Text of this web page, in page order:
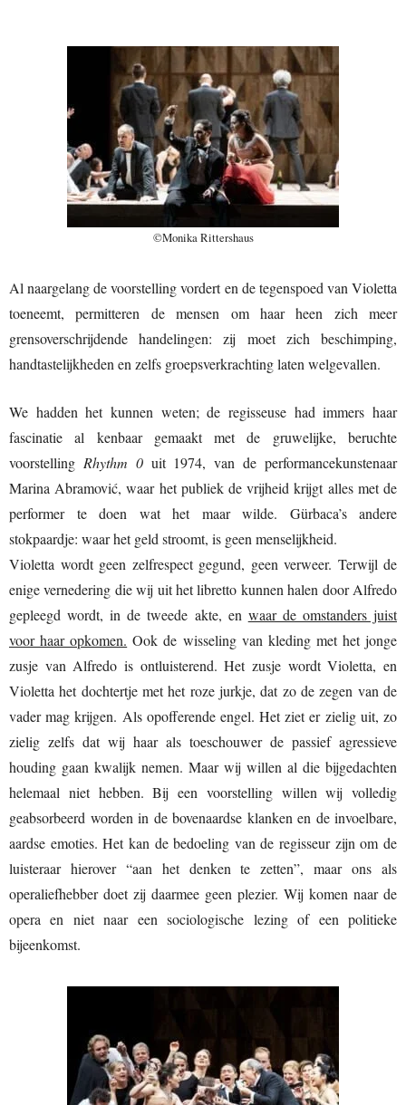
©Monika Rittershaus
Al naargelang de voorstelling vordert en de tegenspoed van Violetta
toeneemt, permitteren de mensen om haar heen zich meer
grensoverschrijdende handelingen: zij moet zich beschimping,
handtastelijkheden en zelfs groepsverkrachting laten welgevallen.
We hadden het kunnen weten; de regisseuse had immers haar
fascinatie al kenbaar gemaakt met de gruwelijke, beruchte
voorstelling Rhythm 0uit 1974, van de performancekunstenaar
Marina Abramović, waar het publiek de vrijheid krijgt alles met de
performer te doen wat het maar wilde. Gürbaca’s andere
stokpaardje: waar het geld stroomt, is geen menselijkheid.
Violetta wordt geen zelfrespect gegund, geen verweer. Terwijl de
enige vernedering die wij uit het libretto kunnen halen door Alfredo
gepleegd wordt, in de tweede akte, en waar de omstanders juist
voor haar opkomen. Ook de wisseling van kleding met het jonge
zusje van Alfredo is ontluisterend. Het zusje wordt Violetta, en
Violetta het dochtertje met het roze jurkje, dat zo de zegen van de
vader mag krijgen. Als opofferende engel. Het ziet er zielig uit, zo
zielig zelfs dat wij haar als toeschouwer de passief agressieve
houding gaan kwalijk nemen. Maar wij willen al die bijgedachten
helemaal niet hebben. Bij een voorstelling willen wij volledig
geabsorbeerd worden in de bovenaardse klanken en de invoelbare,
aardse emoties. Het kan de bedoeling van de regisseur zijn om de
luisteraar hierover “aan het denken te zetten”, maar ons als
operaliefhebber doet zij daarmee geen plezier. Wij komen naar de
opera en niet naar een sociologische lezing of een politieke
bijeenkomst.